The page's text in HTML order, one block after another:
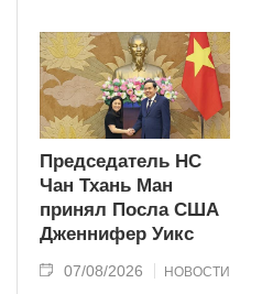
Председатель НС
Чан Тхань Ман
принял Посла США
Дженнифер Уикс
07/08/2026 НОВОСТИ